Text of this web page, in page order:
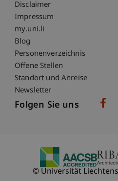
Disclaimer
Impressum
Fußzeile
my.uni.li
Blog
Personenverzeichnis
Offene Stellen
Standort und Anreise
Newsletter
Folgen Sie uns
© Universität